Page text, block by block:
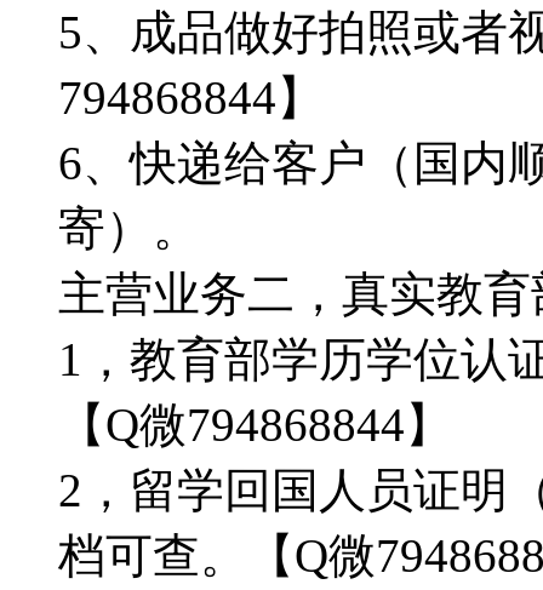
5、成品做好拍照或者
794868844】
6、快递给客户（国内
寄）。
主营业务二，真实教
1，教育部学历学位认
【Q微794868844】
2，留学回国人员证明
档可查。【Q微